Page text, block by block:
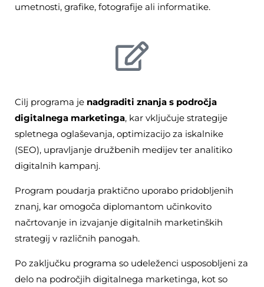
umetnosti, grafike, fotografije ali informatike.
Cilj programa je nadgraditi znanja s področja
digitalnega marketinga, kar vključuje strategije
spletnega oglaševanja, optimizacijo za iskalnike
(SEO), upravljanje družbenih medijev ter analitiko
digitalnih kampanj.
Program poudarja praktično uporabo pridobljenih
znanj, kar omogoča diplomantom učinkovito
načrtovanje in izvajanje digitalnih marketinških
strategij v različnih panogah.
Po zaključku programa so udeleženci usposobljeni za
delo na področjih digitalnega marketinga, kot so